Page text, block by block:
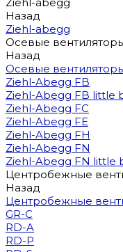
Назад
Ziehl-abegg
Осевые
Назад
Осевые
Ziehl-Abegg FB
Ziehl-Abegg FB little
Ziehl-Abegg FC
Ziehl-Abegg FE
Ziehl-Abegg FH
Ziehl-Abegg FN
Ziehl-Abegg FN little
Центробежные
Назад
Центробежные
GR-C
RD-A
RD-P